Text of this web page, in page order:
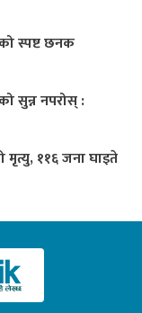
स्पष्ट छनक
सुन्न नपरोस् :
मृत्यु, ११६ जना घाइते